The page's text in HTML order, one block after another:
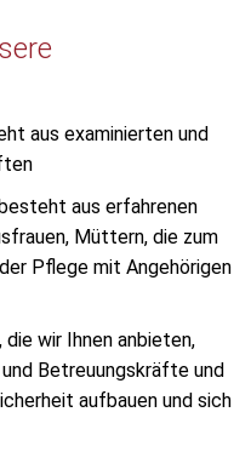
aus examinierten und
aus erfahrenen
Müttern, die zum
Pflege mit Angehörigen
wir Ihnen anbieten,
Betreuungskräfte und
aufbauen und sich